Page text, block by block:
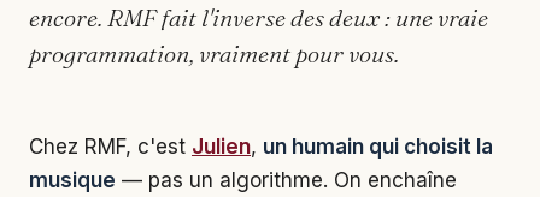
encore. RMF fait l'inverse des deux : une vraie
programmation, vraiment pour vous.
Chez RMF, c'est Julien, un humain qui choisit la
musique — pas un algorithme. On enchaîne